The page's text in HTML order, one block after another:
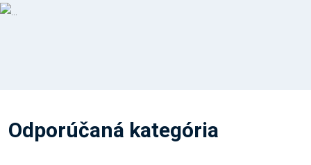
Odporúčaná kategória